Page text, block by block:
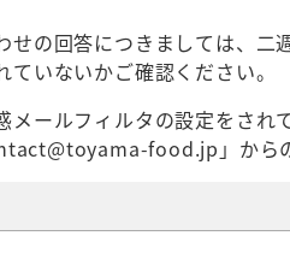
せの回答につきましては、二
ていないかご確認ください。
メールフィルタの設定をされ
food.jp」から